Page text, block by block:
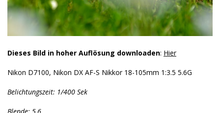
Dieses Bild in hoher Auflösung downloaden: Hier
Nikon D7100, Nikon DX AF-S Nikkor 18-105mm 1:3.5 5.6G
Belichtungszeit: 1/400 Sek
Blende: 5,6